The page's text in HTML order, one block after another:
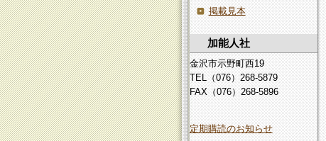
掲載見本
加能人社
金沢市示野町西19
TEL（076）268-5879
FAX（076）268-5896
定期購読のお知らせ